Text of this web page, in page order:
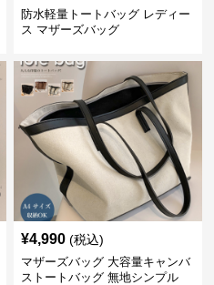
防水軽量トートバッグ レディー
ス マザーズバッグ
¥4,990 (税込)
マザーズバッグ 大容量キャンバ
ストートバッグ 無地シンプル